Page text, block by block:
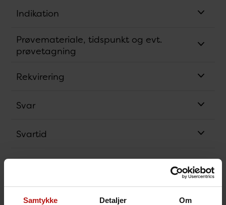
Samtykke Detaljer Om
Indikation
Prøvemateriale, tidspunkt og evt.
prøvetagning
Rekvirering
Svar
Svartid
Sensitivitet og specificitet